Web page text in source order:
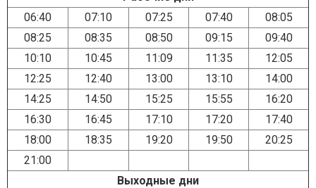
06:40
07:10 07:25 07:40
08:05
08:25
08:35 08:50 09:15
09:40
10:10
10:45 11:09 11:35
12:05
12:25
12:40 13:00 13:10
14:00
14:25
14:50 15:25 15:55
16:20
16:30
16:45 17:10 17:20
17:40
18:00
18:35 19:20 19:50
20:25
21:00
Выходные дни